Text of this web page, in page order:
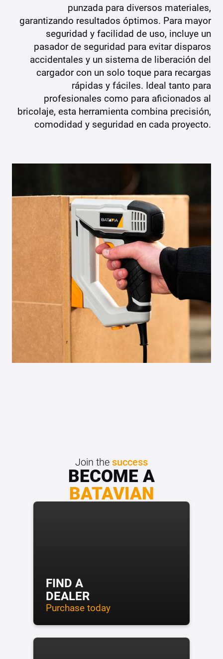
punzada para diversos materiales,
garantizando resultados óptimos. Para mayor
seguridad y facilidad de uso, incluye un
pasador de seguridad para evitar disparos
accidentales y un sistema de liberación del
cargador con un solo toque para recargas
rápidas y fáciles. Ideal tanto para
profesionales como para aficionados al
bricolaje, esta herramienta combina precisión,
comodidad y seguridad en cada proyecto.
Join thesuccess
BECOME A
BATAVIAN
FIND A
DEALER
Purchase today